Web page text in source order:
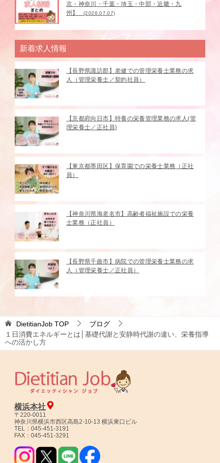
京・神奈川・千葉・埼玉・中部・近畿・九
州】
(2026.07.07)
新着求人情報
【長野県諏訪郡】老健での管理栄養士業務の求
人（管理栄養士／契約社員）
【京都府向日市】特養の栄養管理業務の求人(管
理栄養士／正社員)
【東京都墨田区】保育園での栄養士業務（正社
員）
【神奈川県海老名市】高齢者福祉施設での栄養
士業務（正社員）
【長野県千曲市】病院での管理栄養士業務の求
人（管理栄養士／正社員）
DietitianJob TOP
ブログ
１日消費エネルギーとは│基礎代謝と安静時代謝の違い、栄養指導
への活かし方
横浜本社
〒220-0011
神奈川県横浜市西区高島2-10-13 横浜東口ビル
TEL：045-451-3191
FAX：045-451-3291